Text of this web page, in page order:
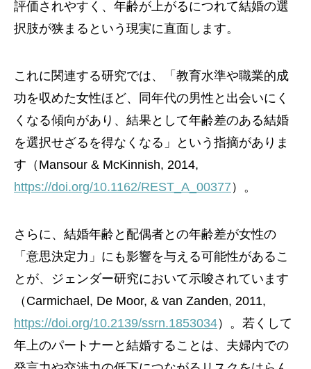
評価されやすく、年齢が上がるにつれて結婚の選
択肢が狭まるという現実に直面します。
これに関連する研究では、「教育水準や職業的成
功を収めた女性ほど、同年代の男性と出会いにく
くなる傾向があり、結果として年齢差のある結婚
を選択せざるを得なくなる」という指摘がありま
す（Mansour & McKinnish, 2014,
https://doi.org/10.1162/REST_A_00377 ）。
さらに、結婚年齢と配偶者との年齢差が女性の
「意思決定力」にも影響を与える可能性があるこ
とが、ジェンダー研究において示唆されています
（Carmichael, De Moor, & van Zanden, 2011,
https://doi.org/10.2139/ssrn.1853034）。若くして
年上のパートナーと結婚することは、夫婦内での